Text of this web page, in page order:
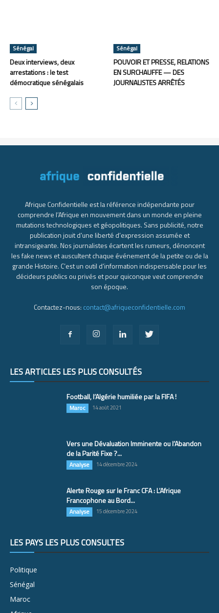
Sénégal
Deux interviews, deux
arrestations : le test
démocratique sénégalais
Sénégal
POUVOIR ET PRESSE, RELATIONS
EN SURCHAUFFE — DES
JOURNALISTES ARRÊTÉS
Afrique Confidentielle est la référence indépendante pour
comprendre l’Afrique en mouvement dans un monde en pleine
mutations technologiques et géopolitiques. Sans publicité, notre
publication jouit d’une liberté d’expression assumée et
intransigeante. Nos journalistes écartent les rumeurs, dénoncent
les fake news et auscultent chaque événement de la petite ou de la
grande Histoire. C’est un outil d’information indispensable pour les
décideurs publics ou privés et pour quiconque veut comprendre
son époque.
Contactez-nous: contact@afriqueconfidentielle.com
LES ARTICLES LES PLUS CONSULTÉS
Football, l’Algérie humiliée par la FIFA !
Maroc 14 août 2021
Vers une Dévaluation Imminente ou l’Abandon
de la Parité Fixe ?...
Analyse 14 décembre 2024
Alerte Rouge sur le Franc CFA : L’Afrique
Francophone au Bord...
Analyse 15 décembre 2024
LES PAYS LES PLUS CONSULTÉS
Politique
Sénégal
Maroc